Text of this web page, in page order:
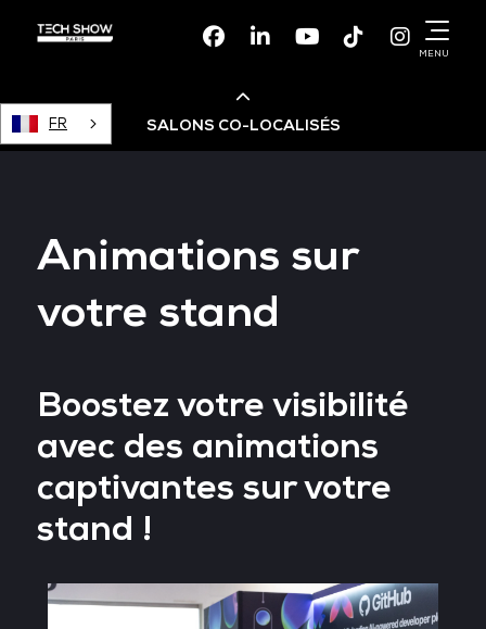
FacebookLinkedinYoutubeTikTok
MENU
FR SALONS CO-LOCALISÉS
Devops Live
Cloud & Cyber Security
Data & AI Leaders Summit
Data Centre World
Animations sur
votre stand
Boostez votre visibilité
avec des animations
captivantes sur votre
stand !